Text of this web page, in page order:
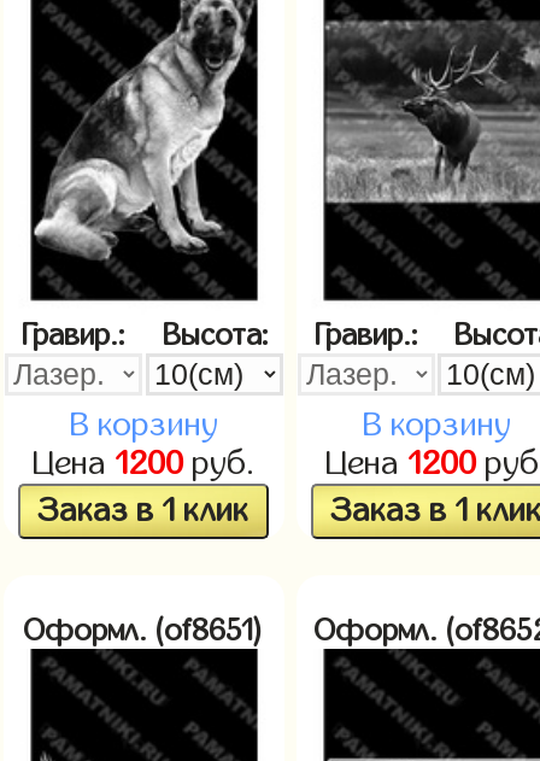
Гравир.: Высота:
В корзину
Цена 1200руб.
Заказ в 1 клик
Гравир.:
В корзину
Цена 1200
Заказ в 1
Оформл. (of8651) Оформл.